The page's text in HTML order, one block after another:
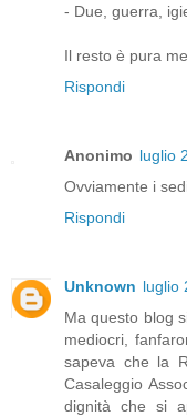
- Due, guerra,
Il resto è pura
Rispondi
Anonimo luglio
Ovviamente i
Rispondi
Unknown luglio
Ma questo blog
mediocri,
sapeva che la
Casaleggio
dignità che si